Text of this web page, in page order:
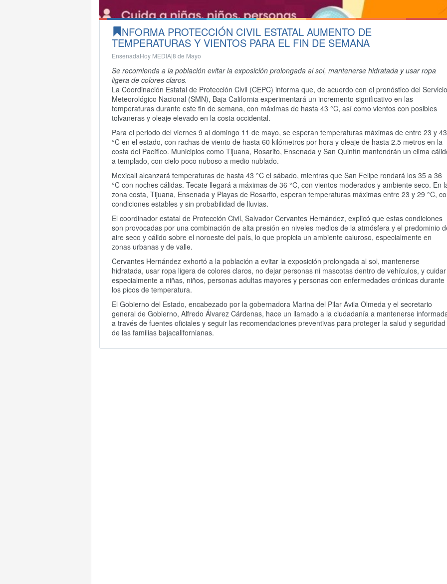
NFORMA PROTECCIÓN CIVIL ESTATAL AUMENTO DE
TEMPERATURAS Y VIENTOS PARA EL FIN DE SEMANA
EnsenadaHoy MEDIA|8 de Mayo
Se recomienda a la población evitar la exposición prolongada al sol, mantenerse hidratada y usar ropa
ligera de colores claros.
La Coordinación Estatal de Protección Civil (CEPC) informa que, de acuerdo con el pronóstico del Servicio
Meteorológico Nacional (SMN), Baja California experimentará un incremento significativo en las
temperaturas durante este fin de semana, con máximas de hasta 43 °C, así como vientos con posibles
tolvaneras y oleaje elevado en la costa occidental.
Para el periodo del viernes 9 al domingo 11 de mayo, se esperan temperaturas máximas de entre 23 y 43
°C en el estado, con rachas de viento de hasta 60 kilómetros por hora y oleaje de hasta 2.5 metros en la
costa del Pacífico. Municipios como Tijuana, Rosarito, Ensenada y San Quintín mantendrán un clima
a templado, con cielo poco nuboso a medio nublado.
Mexicali alcanzará temperaturas de hasta 43 °C el sábado, mientras que San Felipe rondará los 35 a 36
°C con noches cálidas. Tecate llegará a máximas de 36 °C, con vientos moderados y ambiente seco. En
zona costa, Tijuana, Ensenada y Playas de Rosarito, esperan temperaturas máximas entre 23 y 29 °C,
condiciones estables y sin probabilidad de lluvias.
El coordinador estatal de Protección Civil, Salvador Cervantes Hernández, explicó que estas condiciones
son provocadas por una combinación de alta presión en niveles medios de la atmósfera y el predominio
aire seco y cálido sobre el noroeste del país, lo que propicia un ambiente caluroso, especialmente en
zonas urbanas y de valle.
Cervantes Hernández exhortó a la población a evitar la exposición prolongada al sol, mantenerse
hidratada, usar ropa ligera de colores claros, no dejar personas ni mascotas dentro de vehículos, y cuidar
especialmente a niñas, niños, personas adultas mayores y personas con enfermedades crónicas durante
los picos de temperatura.
El Gobierno del Estado, encabezado por la gobernadora Marina del Pilar Avila Olmeda y el secretario
general de Gobierno, Alfredo Álvarez Cárdenas, hace un llamado a la ciudadanía a mantenerse
a través de fuentes oficiales y seguir las recomendaciones preventivas para proteger la salud y seguridad
de las familias bajacalifornianas.